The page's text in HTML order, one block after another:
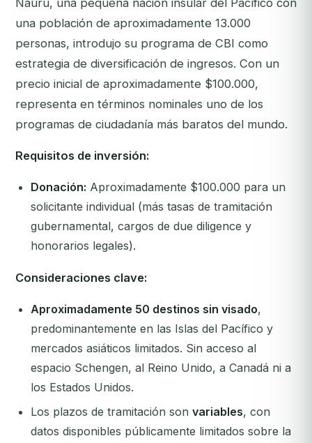
Nauru, una pequeña nación insular del Pacífico con
una población de aproximadamente 13.000
personas, introdujo su programa de CBI como
estrategia de diversificación de ingresos. Con un
precio inicial de aproximadamente $100.000,
representa en términos nominales uno de los
programas de ciudadanía más baratos del mundo.
Requisitos de inversión:
Donación: Aproximadamente $100.000 para un
solicitante individual (más tasas de tramitación
gubernamental, cargos de due diligence y
honorarios legales).
Consideraciones clave:
Aproximadamente 50 destinos sin visado,
predominantemente en las Islas del Pacífico y
mercados asiáticos limitados. Sin acceso al
espacio Schengen, al Reino Unido, a Canadá ni a
los Estados Unidos.
Los plazos de tramitación son variables, con
datos disponibles públicamente limitados sobre la